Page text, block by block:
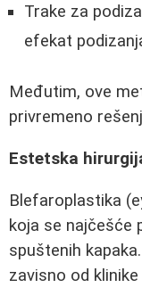
Trake za
efekat
Međutim, ove
privremeno
Estetska
Blefaroplastika
koja se najčešće
spuštenih
zavisno od